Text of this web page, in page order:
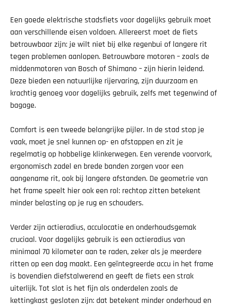
Een goede elektrische stadsfiets voor dagelijks gebruik moet
aan verschillende eisen voldoen. Allereerst moet de fiets
betrouwbaar zijn: je wilt niet bij elke regenbui of langere rit
tegen problemen aanlopen. Betrouwbare motoren – zoals de
middenmotoren van Bosch of Shimano – zijn hierin leidend.
Deze bieden een natuurlijke rijervaring, zijn duurzaam en
krachtig genoeg voor dagelijks gebruik, zelfs met tegenwind of
bagage.
Comfort is een tweede belangrijke pijler. In de stad stop je
vaak, moet je snel kunnen op- en afstappen en zit je
regelmatig op hobbelige klinkerwegen. Een verende voorvork,
ergonomisch zadel en brede banden zorgen voor een
aangename rit, ook bij langere afstanden. De geometrie van
het frame speelt hier ook een rol: rechtop zitten betekent
minder belasting op je rug en schouders.
Verder zijn actieradius, acculocatie en onderhoudsgemak
cruciaal. Voor dagelijks gebruik is een actieradius van
minimaal 70 kilometer aan te raden, zeker als je meerdere
ritten op een dag maakt. Een geïntegreerde accu in het frame
is bovendien diefstalwerend en geeft de fiets een strak
uiterlijk. Tot slot is het fijn als onderdelen zoals de
kettingkast gesloten zijn: dat betekent minder onderhoud en